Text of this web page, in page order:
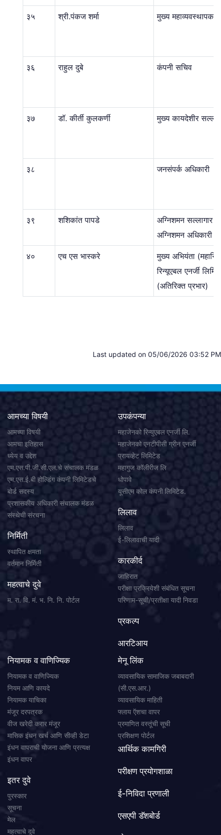
३५ श्री.पंकज शर्मा मुख्य महाव्यवस्थापक
३६ राहुल दुबे कंपनी सचिव
३७ डॉ. कीर्ती कुलकर्णी मुख्य कायदेशीर
३८ जनसंपर्क अधिकारी
३९ शशिकांत पापडे
अग्निशमन सल्लागार
अग्निशमन अधिकारी
४० एच एस भास्करे
मुख्य अभियंता
रिन्यूएबल एनर्जी
(अतिरिक्त प्रभार)
Last updated on 05/06/2026 03:52 PM
आमच्या विषयी
आमच्या विषयी
आमचा इतिहास
ध्येय व उद्देश
एम.एस.पी.जी.सी.एल.चे संचालक मंडळ
एम.एस.ई.बी होल्डिंग कंपनी लिमिटेडचे
बोर्ड सदस्य
प्रशासकीय अधिकारी संचालक मंडळ
संस्थेची संरचना
निर्मिती
स्थापित क्षमता
वर्तमान निर्मिती
महत्वाचे दुवे
म. रा. वि. मं. भ. नि. नि. पोर्टल
उपकंपन्या
महाजेनको रिन्युएबल एनर्जी लि.
महाजेनको एनटीपीसी ग्रीन एनर्जी
प्रायव्हेट लिमिटेड
महागुज कॉलीरीज लि
धोपावे
यूसीएम कोल कंपनी लिमिटेड.
लिलाव
लिलाव
ई-लिलावाची यादी
कारकीर्द
जाहिरात
परीक्षा प्रक्रियेशी संबंधित सूचना
परिणाम-सूची/प्रतीक्षा यादी निवडा
प्रकल्प
आरटिआय
नियामक व वाणिज्यिक
नियामक व वाणिज्यिक
नियम आणि कायदे
नियामक याचिका
मंजूर दरपत्रक
वीज खरेदी करार मंजूर
मासिक इंधन खर्च आणि सीव्ही डेटा
इंधन वापराची योजना आणि प्रत्यक्ष
इंधन वापर
इतर दुवे
पुरस्कार
सूचना
मेल
महत्वाचे दुवे
मेनू लिंक
व्यावसायिक सामाजिक जबाबदारी
(सी.एस.आर.)
व्यावसायिक माहिती
फ्लाय ऍशचा वापर
प्रमाणित वस्तूंची सूची
प्रशिक्षण पोर्टल
आर्थिक कामगिरी
परीक्षण प्रयोगशाळा
ई-निविदा प्रणाली
एसएपी डॅशबोर्ड